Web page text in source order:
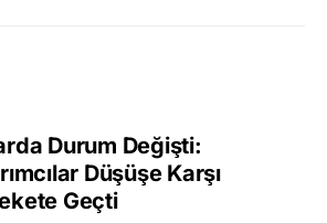
Durum Değişti:
Düşüşe Karşı
Geçti